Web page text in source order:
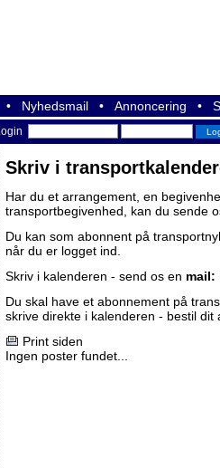
• Nyhedsmail • Annoncering •
Skriv i
Har du et arrangement, en
transportbegivenhed, kan du sende
Du kan som abonnent på
når du er logget ind.
Skriv i kalenderen - send os en mail:
Du skal have et abonnement på
skrive direkte i kalenderen - bestil dit
Print siden
Ingen poster fundet...